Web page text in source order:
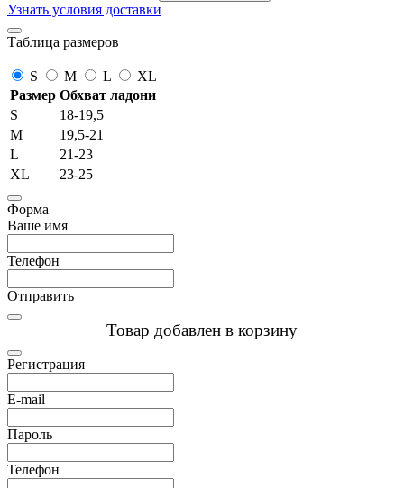
Узнать условия доставки
Таблица размеров
S M L
XL
Размер Обхват ладони
S
18-19,5
M
19,5-21
L
21-23
XL
23-25
Форма
Ваше имя
Телефон
Отправить
Товар добавлен в корзину
Регистрация
E-mail
Пароль
Телефон